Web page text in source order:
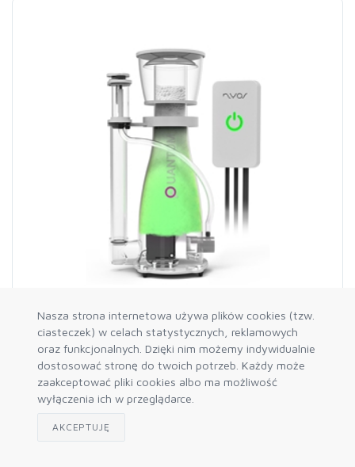
Nasza strona internetowa używa plików cookies (tzw.
ciasteczek) w celach statystycznych, reklamowych
oraz funkcjonalnych. Dzięki nim możemy indywidualnie
dostosować stronę do twoich potrzeb. Każdy może
zaakceptować pliki cookies albo ma możliwość
wyłączenia ich w przeglądarce.
AKCEPTUJĘ
Nyos Quantum 220EQ